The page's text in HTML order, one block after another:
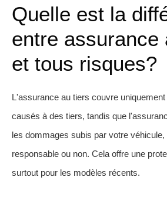
Quelle est la
entre assurance
et tous risques?
L'assurance au tiers couvre
causés à des tiers, tandis que
les dommages subis par votre
responsable ou non. Cela offre une
surtout pour les modèles récents.